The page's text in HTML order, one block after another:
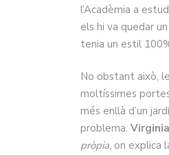
l’Acadèmia a
els hi va quedar
tenia un estil
No obstant això,
moltíssimes
més enllà d’un
problema.
pròpia, on explica